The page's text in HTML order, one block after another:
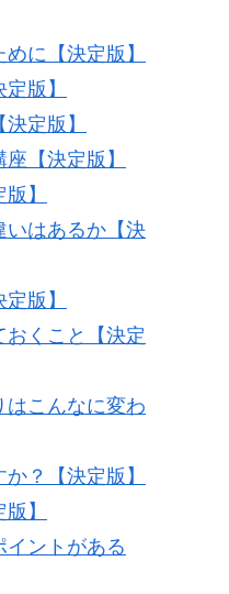
に【決定版】
版】
定版】
【決定版】
】
いはあるか【決
版】
おくこと【決定
はこんなに変わ
？【決定版】
】
イントがある